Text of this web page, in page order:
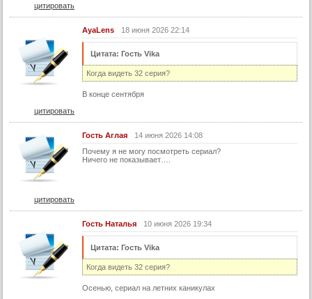
27 серия (суб)
28 серия (суб)
29 серия
29 серия (суб)
30 серия (суб)
31 серия
31 серия (суб)
цитировать
AyaLens 18 июня 2026 22:14
Цитата: Гость Vika
Когда видеть 32 серия?
В конце сентября
цитировать
Гость Аглая
14 июня 2026 14:08
Почему я не могу посмотреть сериал?
Ничего не показывает….
цитировать
Гость Наталья 10 июня 2026 19:34
Цитата: Гость Vika
Когда видеть 32 серия?
Осенью, сериал на летних каникулах